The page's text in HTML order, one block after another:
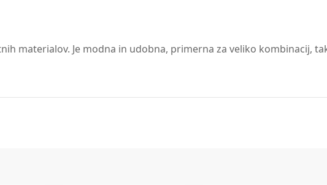
materialov. Je modna in udobna, primerna za veliko kombinacij,